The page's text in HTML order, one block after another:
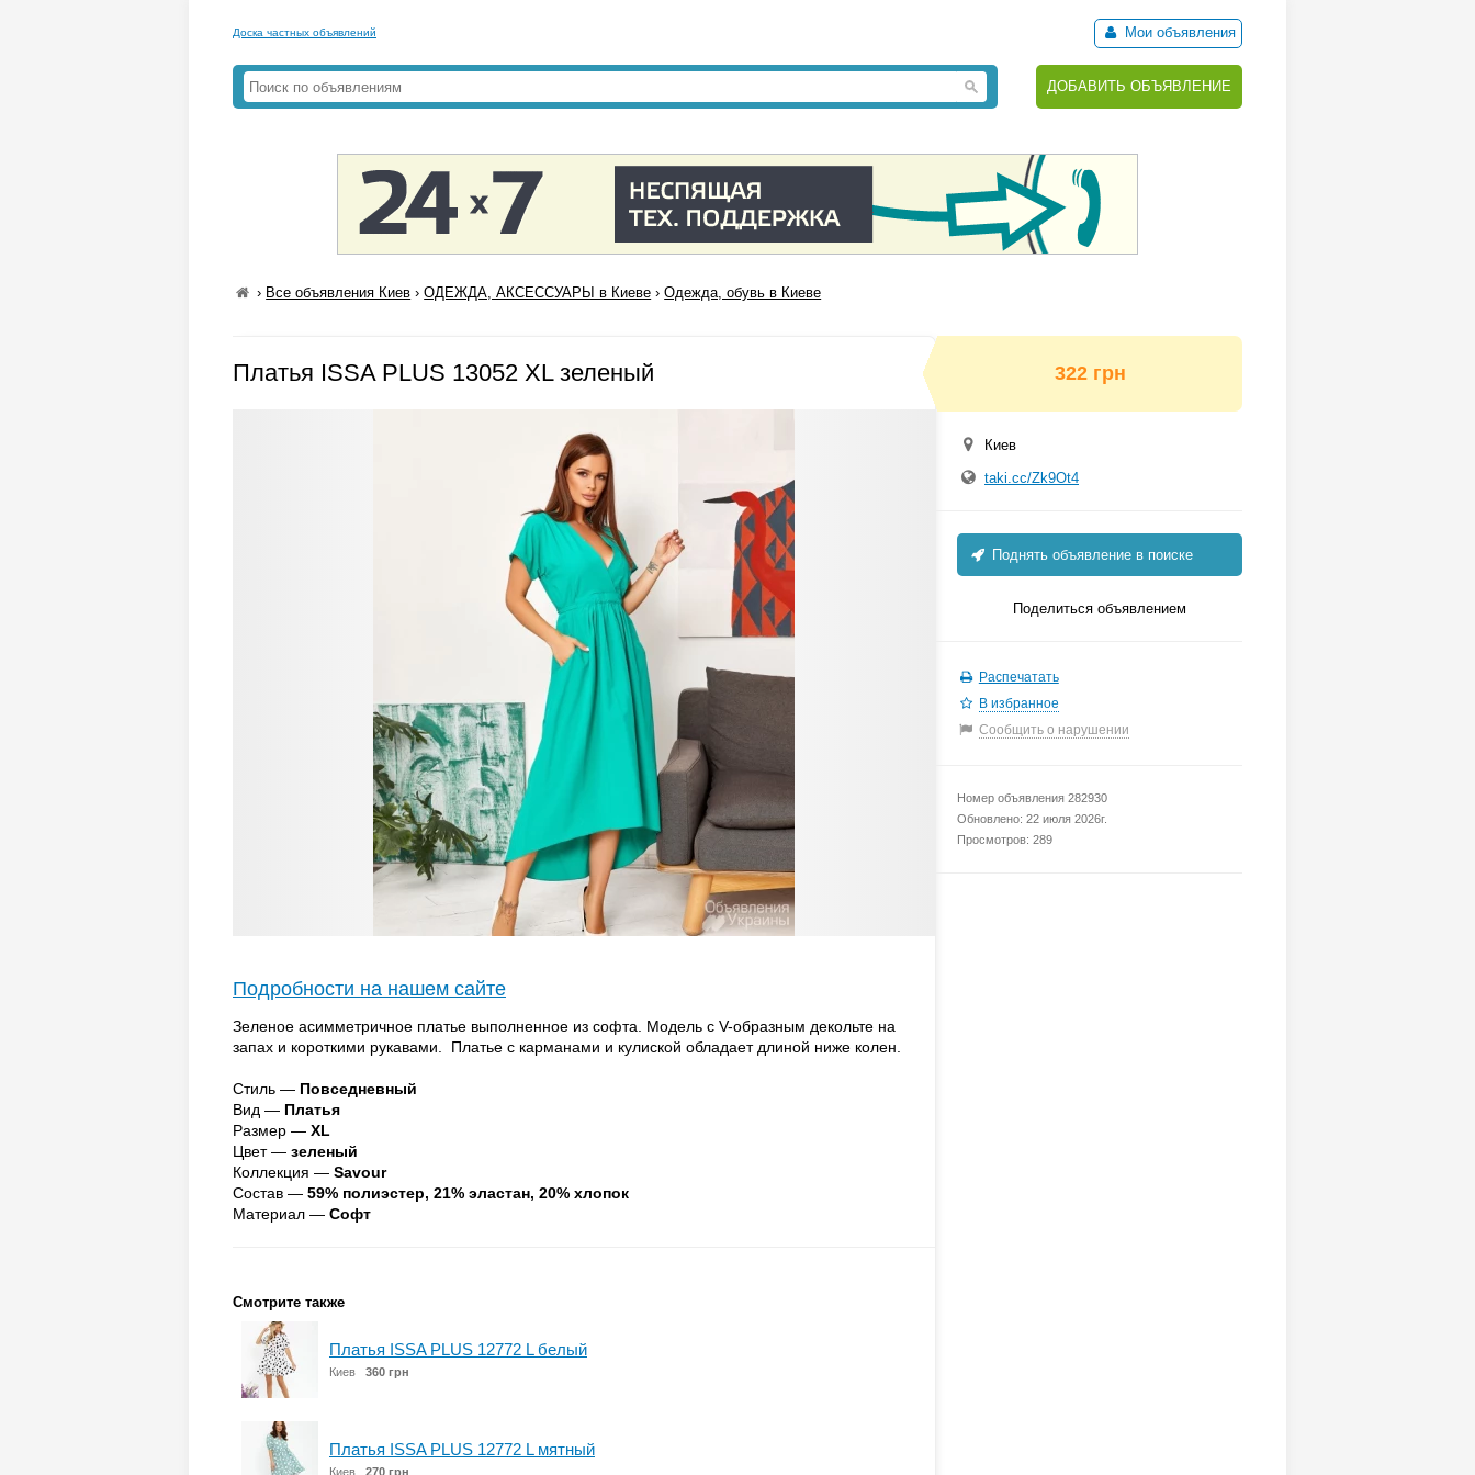
Доска частных объявлений Мои объявления
ДОБАВИТЬ ОБЪЯВЛЕНИЕ
› Все объявления Киев ›ОДЕЖДА, АКСЕССУАРЫ в Киеве ›Одежда, обувь в Киеве
Платья ISSA PLUS 13052 XL зеленый
Подробности на нашем сайте
Зеленое асимметричное платье выполненное из софта. Модель с V-образным декольте на
запах и короткими рукавами. Платье с карманами и кулиской обладает длиной ниже колен.
Стиль — Повседневный
Вид — Платья
Размер — XL
Цвет — зеленый
Коллекция — Savour
Состав — 59% полиэстер, 21% эластан, 20% хлопок
Материал — Софт
Смотрите также
Платья ISSA PLUS 12772 L белый
Киев 360 грн
Платья ISSA PLUS 12772 L мятный
Киев 270 грн
322 грн
Киев
taki.cc/Zk9Ot4
Поднять объявление в поиске
Поделиться объявлением
Распечатать
В избранное
Сообщить о нарушении
Номер объявления 282930
Обновлено: 22 июля 2026г.
Просмотров: 289